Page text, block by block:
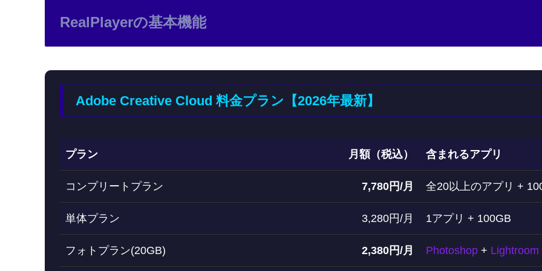
RealPlayerの基本機能
Adobe Creative Cloud 料金プラン【2026年最新】
プラン 月額（税込） 含まれるアプリ
コンプリートプラン 7,780円/月 全20以上のアプリ +
単体プラン 3,280円/月 1アプリ + 100GB
フォトプラン(20GB) 2,380円/月 Photoshop + Lightroom